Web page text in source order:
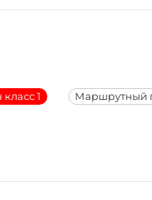
1 Маршрутный